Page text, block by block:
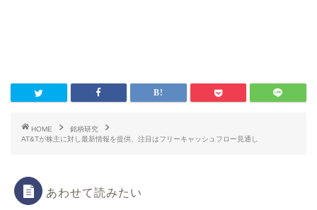
HOME
銘柄研究
AT&Tが株主に対し最新情報を提供、注目はフリーキャッシュフロー見通し
あわせて読みたい